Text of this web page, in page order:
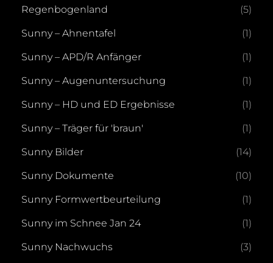
Regenbogenland (5)
Sunny – Ahnentafel (1)
Sunny – APD/R Anfänger (1)
Sunny – Augenuntersuchung (1)
Sunny – HD und ED Ergebnisse (1)
Sunny – Träger für 'braun' (1)
Sunny Bilder (14)
Sunny Dokumente (10)
Sunny Formwertbeurteilung (1)
Sunny im Schnee Jan 24 (1)
Sunny Nachwuchs (3)